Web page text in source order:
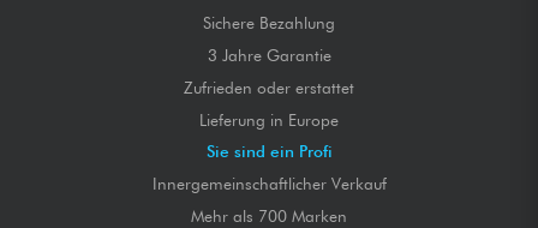
Sichere Bezahlung
3 Jahre Garantie
Zufrieden oder erstattet
Lieferung in Europe
Sie sind ein Profi
Innergemeinschaftlicher Verkauf
Mehr als 700 Marken